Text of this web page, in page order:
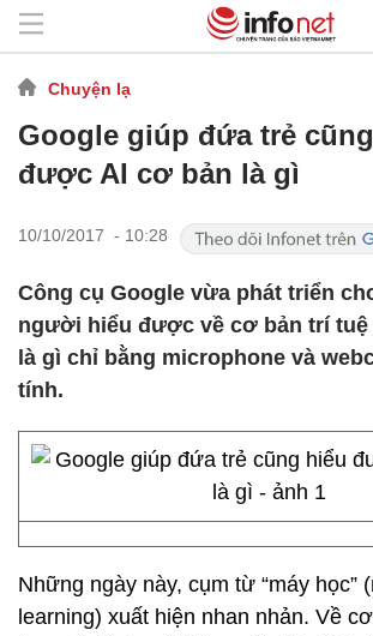
Chuyện lạ
Google giúp đứa trẻ
được AI cơ bản là gì
10/10/2017 - 10:28
Công cụ Google vừa phát triển
người hiểu được về cơ bản trí tuệ
là gì chỉ bằng microphone và
tính.
Những ngày này, cụm từ “máy học”
learning) xuất hiện nhan nhản. Về